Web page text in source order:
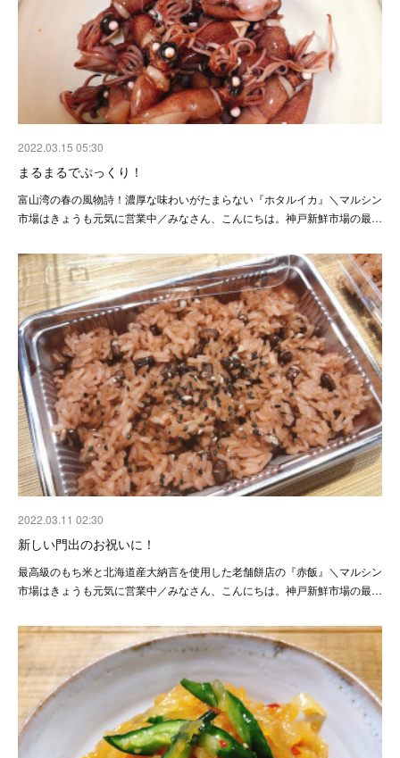
2022.03.15 05:30
まるまるでぷっくり！
富山湾の春の風物詩！濃厚な味わいがたまらない『ホタルイカ』＼マルシン
市場はきょうも元気に営業中／みなさん、こんにちは。神戸新鮮市場の最…
2022.03.11 02:30
新しい門出のお祝いに！
最高級のもち米と北海道産大納言を使用した老舗餅店の『赤飯』＼マルシン
市場はきょうも元気に営業中／みなさん、こんにちは。神戸新鮮市場の最…